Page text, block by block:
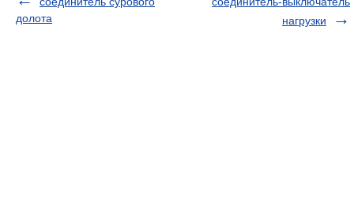
долота
нагрузки